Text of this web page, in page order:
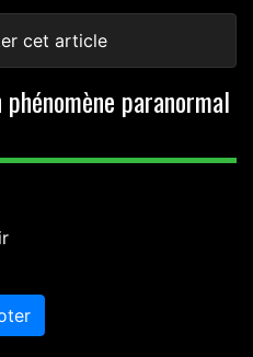
cet article
paranormal